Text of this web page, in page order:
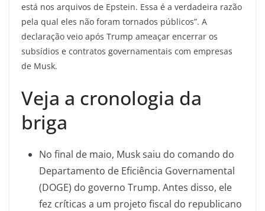
está nos arquivos de Epstein. Essa é a verdadeira razão
pela qual eles não foram tornados públicos”. A
declaração veio após Trump ameaçar encerrar os
subsídios e contratos governamentais com empresas
de Musk.
Veja a cronologia da
briga
No final de maio, Musk saiu do comando do
Departamento de Eficiência Governamental
(DOGE) do governo Trump. Antes disso, ele
fez críticas a um projeto fiscal do republicano